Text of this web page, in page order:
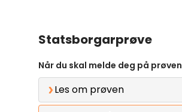
Statsborgarprøve
Når du skal melde deg på prøven
Les om prøven